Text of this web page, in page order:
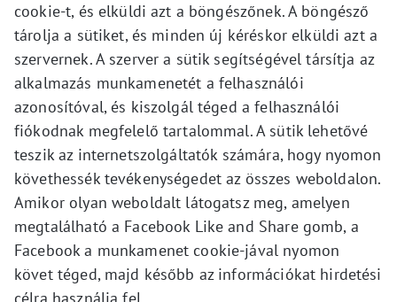
cookie-t, és elküldi azt a böngészőnek. A böngésző
tárolja a sütiket, és minden új kéréskor elküldi azt a
szervernek. A szerver a sütik segítségével társítja az
alkalmazás munkamenetét a felhasználói
azonosítóval, és kiszolgál téged a felhasználói
fiókodnak megfelelő tartalommal. A sütik lehetővé
teszik az internetszolgáltatók számára, hogy nyomon
követhessék tevékenységedet az összes weboldalon.
Amikor olyan weboldalt látogatsz meg, amelyen
megtalálható a Facebook Like and Share gomb, a
Facebook a munkamenet cookie-jával nyomon
követ téged, majd később az információkat hirdetési